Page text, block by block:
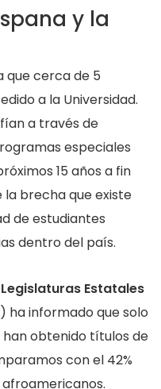
y la
que cerca de 5
a la Universidad.
a través de
especiales
15 años a fin
brecha que existe
de estudiantes
dentro del país.
Estatales
ha informado que solo
han obtenido títulos de
con el 42%
afroamericanos.